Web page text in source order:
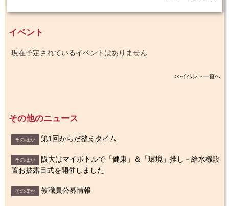
イベント
現在予定されているイベントはありません
>>イベント一覧へ
その他のニュース
そのほか 第1回からだ整えタイム
そのほか
阪大はマイボトルで「健康」＆「環境」推し－給水機設
置お披露目式を開催しました
そのほか 教職員公募情報